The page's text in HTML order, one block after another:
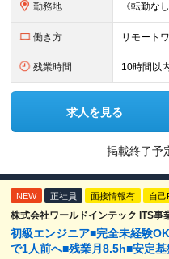
勤務地
働き方 リモート
残業時間 10時間以
求人を見る
掲載終了予
NEW 正社員 面接情報有 自己
株式会社ワールドインテック ITS事
初級エンジニア■完全未経験
で1人前へ■残業月8.5h■安定